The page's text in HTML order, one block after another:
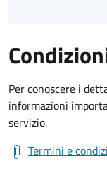
Per conoscere i
informazioni
servizio.
Termini e